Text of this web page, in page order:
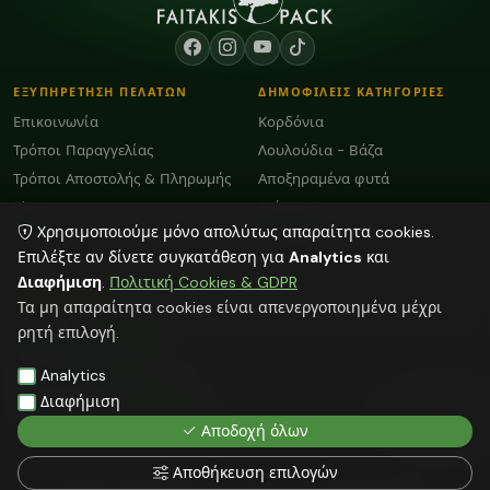
ΕΞΥΠΗΡΕΤΗΣΗ ΠΕΛΑΤΩΝ
Επικοινωνία
Τρόποι Παραγγελίας
Τρόποι Αποστολής & Πληρωμής
Blog
Όροι Χρήσης και GDPR
ΔΗΜΟΦΙΛΕΙΣ ΚΑΤΗΓΟΡΙΕΣ
Κορδόνια
Λουλούδια - Βάζα
Αποξηραμένα φυτά
Διάφορα
Plexiglass Διακοσμητικά
ΕΠΙΚΟΙΝΩΝΙΑ
ΗΡΑΚΛΕΙΟ: 2818103009
info@faitakispack.net
athens@faitakispack.net
ΘΕΣΣΑΛΟΝΙΚΗ:2310683980
thessaloniki@faitakispack.net
Χρησιμοποιούμε μόνο απολύτως απαραίτητα cookies.
Επιλέξτε αν δίνετε συγκατάθεση για Analytics και
Διαφήμιση. Πολιτική Cookies & GDPR
Τα μη απαραίτητα cookies είναι απενεργοποιημένα μέχρι
ρητή επιλογή.
Analytics
Διαφήμιση
Αποδοχή όλων
Αποθήκευση επιλογών